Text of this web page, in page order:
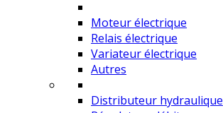
Moteur électrique
Relais électrique
Variateur électrique
Autres
Distributeur hydraulique